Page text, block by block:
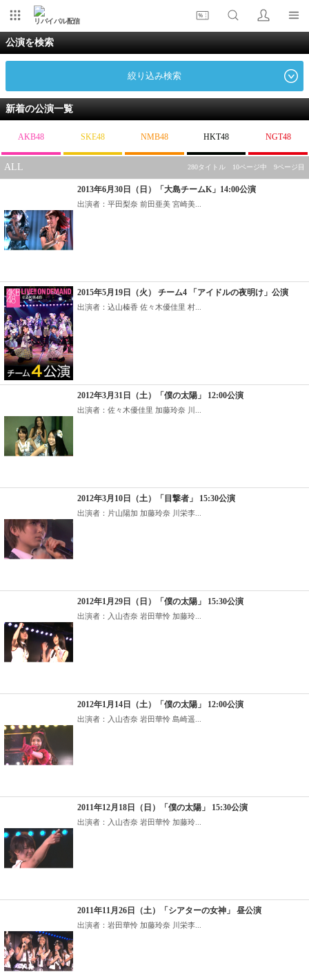
リバイバル配信
公演を検索
絞り込み検索
新着の公演一覧
AKB48 SKE48 NMB48 HKT48 NGT48
ALL 280タイトル 10ページ中 9ページ目
2013年6月30日（日）「大島チームK」14:00公演
出演者：平田梨奈 前田亜美 宮崎美...
2015年5月19日（火） チーム4 「アイドルの夜明け」公演
出演者：込山榛香 佐々木優佳里 村...
2012年3月31日（土）「僕の太陽」 12:00公演
出演者：佐々木優佳里 加藤玲奈 川...
2012年3月10日（土）「目撃者」 15:30公演
出演者：片山陽加 加藤玲奈 川栄李...
2012年1月29日（日）「僕の太陽」 15:30公演
出演者：入山杏奈 岩田華怜 加藤玲...
2012年1月14日（土）「僕の太陽」 12:00公演
出演者：入山杏奈 岩田華怜 島崎遥...
2011年12月18日（日）「僕の太陽」 15:30公演
出演者：入山杏奈 岩田華怜 加藤玲...
2011年11月26日（土）「シアターの女神」 昼公演
出演者：岩田華怜 加藤玲奈 川栄李...